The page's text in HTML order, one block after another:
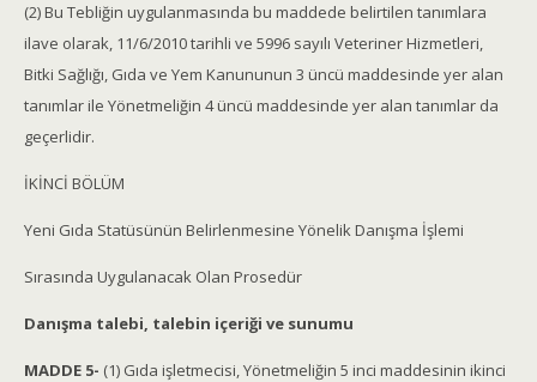
(2) Bu Tebliğin uygulanmasında bu maddede belirtilen tanımlara
ilave olarak, 11/6/2010 tarihli ve 5996 sayılı Veteriner Hizmetleri,
Bitki Sağlığı, Gıda ve Yem Kanununun 3 üncü maddesinde yer alan
tanımlar ile Yönetmeliğin 4 üncü maddesinde yer alan tanımlar da
geçerlidir.
İKİNCİ BÖLÜM
Yeni Gıda Statüsünün Belirlenmesine Yönelik Danışma İşlemi
Sırasında Uygulanacak Olan Prosedür
Danışma talebi, talebin içeriği ve sunumu
MADDE 5- (1) Gıda işletmecisi, Yönetmeliğin 5 inci maddesinin ikinci